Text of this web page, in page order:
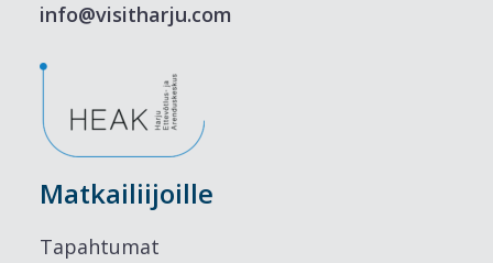
info@visitharju.com
Matkailiijoille
Tapahtumat